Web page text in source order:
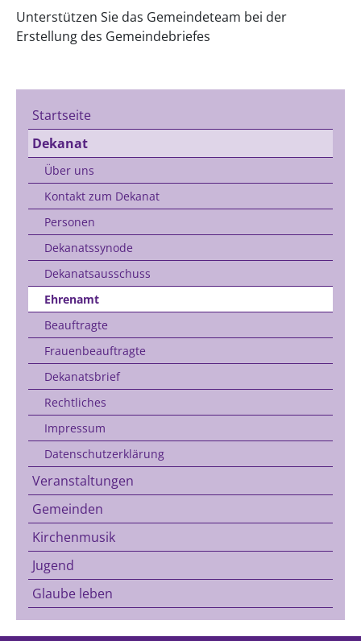
Unterstützen Sie das Gemeindeteam bei der
Erstellung des Gemeindebriefes
Startseite
Dekanat
Über uns
Kontakt zum Dekanat
Personen
Dekanatssynode
Dekanatsausschuss
Ehrenamt
Beauftragte
Frauenbeauftragte
Dekanatsbrief
Rechtliches
Impressum
Datenschutzerklärung
Veranstaltungen
Gemeinden
Kirchenmusik
Jugend
Glaube leben